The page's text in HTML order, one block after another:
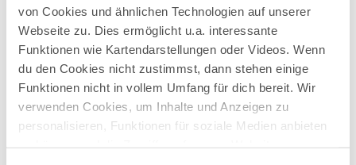
von Cookies und ähnlichen Technologien auf unserer
Webseite zu. Dies ermöglicht u.a. interessante
Funktionen wie Kartendarstellungen oder Videos. Wenn
du den Cookies nicht zustimmst, dann stehen einige
Funktionen nicht in vollem Umfang für dich bereit. Wir
verwenden Cookies, um Inhalte und Anzeigen zu
personalisieren, Funktionen für soziale Medien anbieten
DISTANZ
41,0 km
DAUER
7:00 h
AUFSTIEG
470 m
SCHWIERIGKEIT
schwer
LANGLAUF
5
Gschwend Loipe - Langlaufen in
mehr